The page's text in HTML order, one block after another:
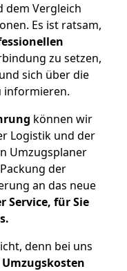
dem Vergleich
Es ist ratsam,
zu setzen,
und sich über die
informieren.
können wir
Logistik und der
Umzugsplaner
der
an das neue
Service, für Sie
denn bei uns
Umzugskosten